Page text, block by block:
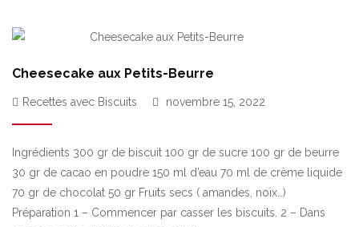
Cheesecake aux Petits-Beurre
Recettes avec Biscuits novembre 15, 2022
Ingrédients 300 gr de biscuit 100 gr de sucre 100 gr de beurre
30 gr de cacao en poudre 150 ml d’eau 70 ml de crème liquide
70 gr de chocolat 50 gr Fruits secs ( amandes, noix…)
Préparation 1 – Commencer par casser les biscuits. 2 – Dans